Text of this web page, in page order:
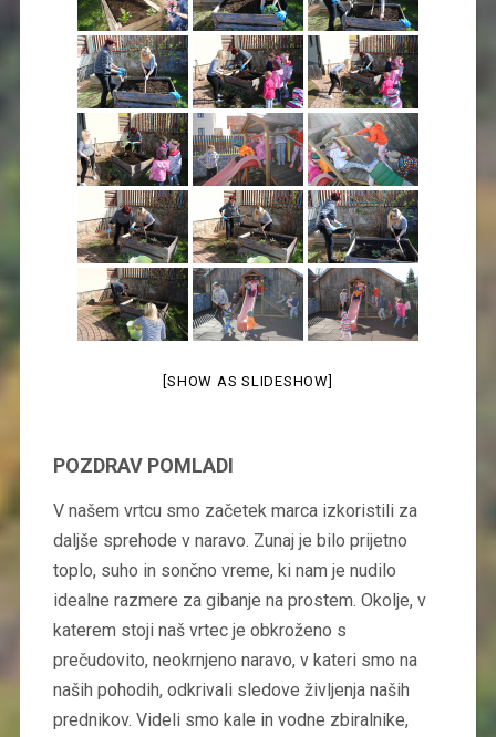
[SHOW AS SLIDESHOW]
POZDRAV POMLADI
V našem vrtcu smo začetek marca izkoristili za
daljše sprehode v naravo. Zunaj je bilo prijetno
toplo, suho in sončno vreme, ki nam je nudilo
idealne razmere za gibanje na prostem. Okolje, v
katerem stoji naš vrtec je obkroženo s
prečudovito, neokrnjeno naravo, v kateri smo na
naših pohodih, odkrivali sledove življenja naših
prednikov. Videli smo kale in vodne zbiralnike,